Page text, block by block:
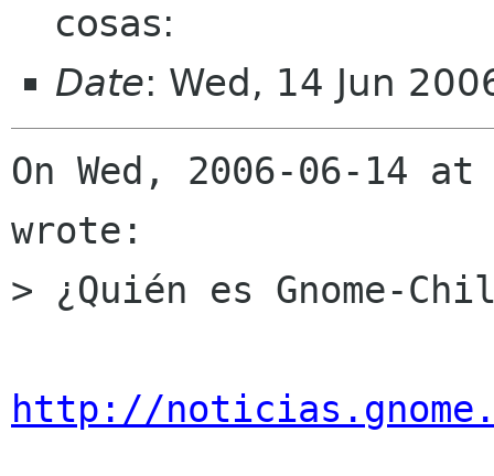
cosas:
Date: Wed, 14 Jun
On Wed, 2006-06-14
wrote:
> ¿Quién es Gnome-
http://